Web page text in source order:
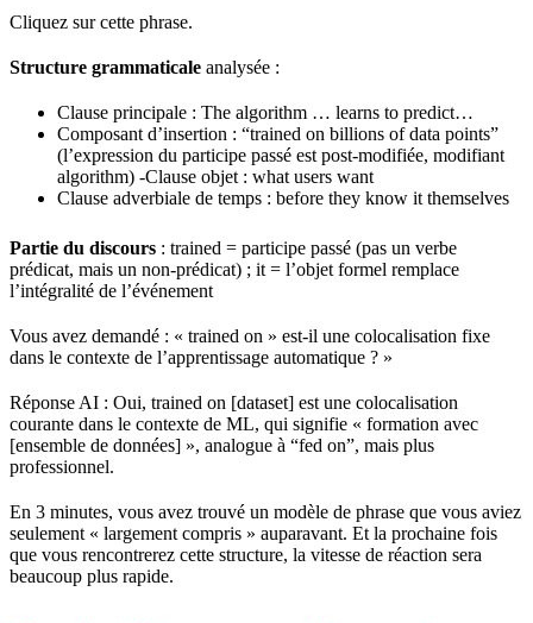
Cliquez sur cette phrase.
Structure grammaticale analysée :
Clause principale : The algorithm … learns to predict…
Composant d’insertion : “trained on billions of data points”
(l’expression du participe passé est post-modifiée, modifiant
algorithm) -Clause objet : what users want
Clause adverbiale de temps : before they know it themselves
Partie du discours : trained = participe passé (pas un verbe
prédicat, mais un non-prédicat) ; it = l’objet formel remplace
l’intégralité de l’événement
Vous avez demandé : « trained on » est-il une colocalisation fixe
dans le contexte de l’apprentissage automatique ? »
Réponse AI : Oui, trained on [dataset] est une colocalisation
courante dans le contexte de ML, qui signifie « formation avec
[ensemble de données] », analogue à “fed on”, mais plus
professionnel.
En 3 minutes, vous avez trouvé un modèle de phrase que vous aviez
seulement « largement compris » auparavant. Et la prochaine fois
que vous rencontrerez cette structure, la vitesse de réaction sera
beaucoup plus rapide.